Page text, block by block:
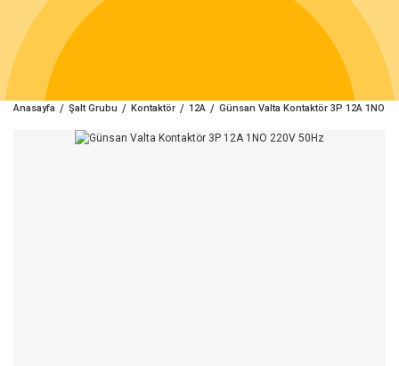
Anasayfa Şalt Grubu Kontaktör 12A Günsan Valta Kontaktör 3P 12A 1NO